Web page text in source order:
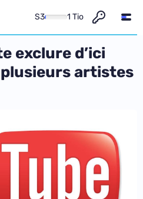
S3 1 Tio
exclure d’ici
artistes